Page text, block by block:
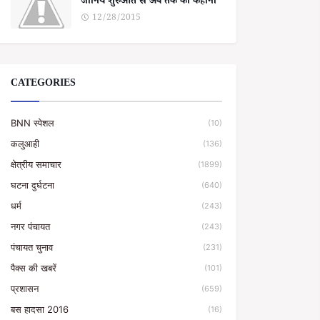
12/28/2015
CATEGORIES
BNN स्पेशल (10)
कलुआही (136)
क्षेत्रीय समाचार (1899)
घटना दुर्घटना (640)
धर्म (243)
नगर पंचायत (243)
पंचायत चुनाव (231)
पैक्स की खबरें (101)
प्रशासन (659)
बस हादसा 2016 (16)